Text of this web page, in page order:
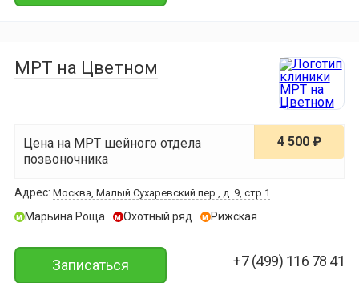
МРТ на Цветном
Цена на МРТ шейного отдела
позвоночника
4 500 ₽
Адрес: Москва, Малый Сухаревский пер., д. 9, стр.1
м Марьина Роща м Охотный ряд м Рижская
Записаться +7 (499) 116 78 41